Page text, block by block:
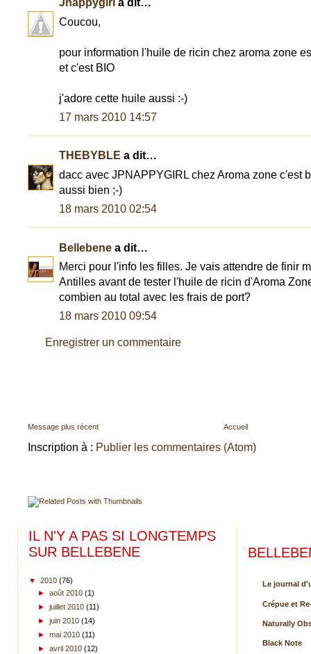
Coucou,
pour information l'huile de ricin chez aroma zone
et c'est BIO
j'adore cette huile aussi :-)
17 mars 2010 14:57
THEBYBLE a dit…
dacc avec JPNAPPYGIRL chez Aroma zone c'est
aussi bien ;-)
18 mars 2010 02:54
Bellebene a dit…
Merci pour l'info les filles. Je vais attendre de finir
Antilles avant de tester l'huile de ricin d'Aroma
combien au total avec les frais de port?
18 mars 2010 09:54
Enregistrer un commentaire
Message plus récent Accueil
Inscription à : Publier les commentaires (Atom)
IL N'Y A PAS SI LONGTEMPS
SUR BELLEBENE
▼ 2010 (76)
► août 2010 (1)
► juillet 2010 (11)
► juin 2010 (14)
► mai 2010 (11)
► avril 2010 (12)
Le journal
Crépue et
Naturally
Black Note